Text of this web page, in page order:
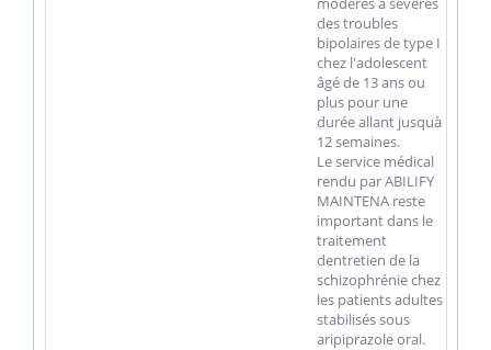
des troubles
bipolaires de type I
chez l'adolescent
âgé de 13 ans ou
plus pour une
durée allant jusquà
12 semaines.
Le service médical
rendu par ABILIFY
MAINTENA reste
important dans le
traitement
dentretien de la
schizophrénie chez
les patients adultes
stabilisés sous
aripiprazole oral.